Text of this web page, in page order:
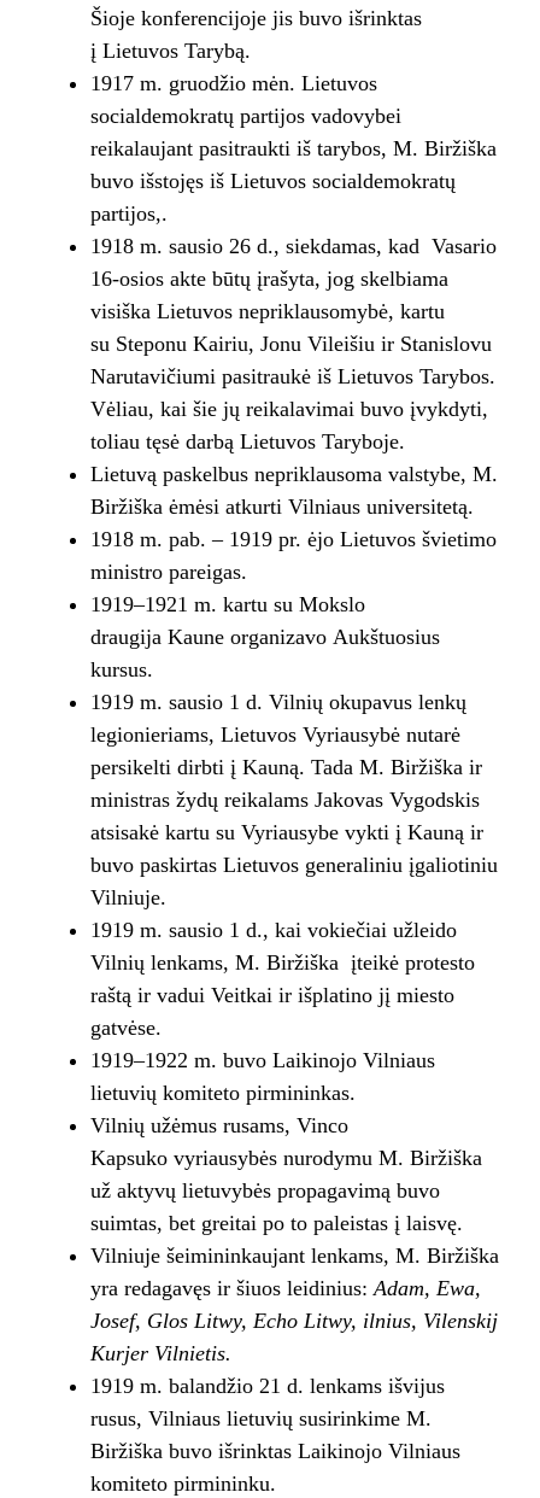
Šioje konferencijoje jis buvo išrinktas
į Lietuvos Tarybą.
1917 m. gruodžio mėn. Lietuvos
socialdemokratų partijos vadovybei
reikalaujant pasitraukti iš tarybos, M. Biržiška
buvo išstojęs iš Lietuvos socialdemokratų
partijos,.
1918 m. sausio 26 d., siekdamas, kad Vasario
16-osios akte būtų įrašyta, jog skelbiama
visiška Lietuvos nepriklausomybė, kartu
su Steponu Kairiu, Jonu Vileišiu ir Stanislovu
Narutavičiumi pasitraukė iš Lietuvos Tarybos.
Vėliau, kai šie jų reikalavimai buvo įvykdyti,
toliau tęsė darbą Lietuvos Taryboje.
Lietuvą paskelbus nepriklausoma valstybe, M.
Biržiška ėmėsi atkurti Vilniaus universitetą.
1918 m. pab. – 1919 pr. ėjo Lietuvos švietimo
ministro pareigas.
1919–1921 m. kartu su Mokslo
draugija Kaune organizavo Aukštuosius
kursus.
1919 m. sausio 1 d. Vilnių okupavus lenkų
legionieriams, Lietuvos Vyriausybė nutarė
persikelti dirbti į Kauną. Tada M. Biržiška ir
ministras žydų reikalams Jakovas Vygodskis
atsisakė kartu su Vyriausybe vykti į Kauną ir
buvo paskirtas Lietuvos generaliniu įgaliotiniu
Vilniuje.
1919 m. sausio 1 d., kai vokiečiai užleido
Vilnių lenkams, M. Biržiška įteikė protesto
raštą ir vadui Veitkai ir išplatino jį miesto
gatvėse.
1919–1922 m. buvo Laikinojo Vilniaus
lietuvių komiteto pirmininkas.
Vilnių užėmus rusams, Vinco
Kapsuko vyriausybės nurodymu M. Biržiška
už aktyvų lietuvybės propagavimą buvo
suimtas, bet greitai po to paleistas į laisvę.
Vilniuje šeimininkaujant lenkams, M. Biržiška
yra redagavęs ir šiuos leidinius:Adam, Ewa,
Josef, Glos Litwy, Echo Litwy, ilnius, Vilenskij
Kurjer Vilnietis.
1919 m. balandžio 21 d. lenkams išvijus
rusus, Vilniaus lietuvių susirinkime M.
Biržiška buvo išrinktas Laikinojo Vilniaus
komiteto pirmininku.